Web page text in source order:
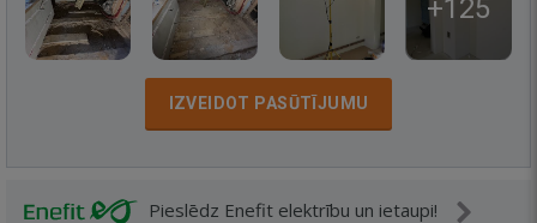
+125
IZVEIDOT PASŪTĪJUMU
Pieslēdz Enefit elektrību un ietaupi!